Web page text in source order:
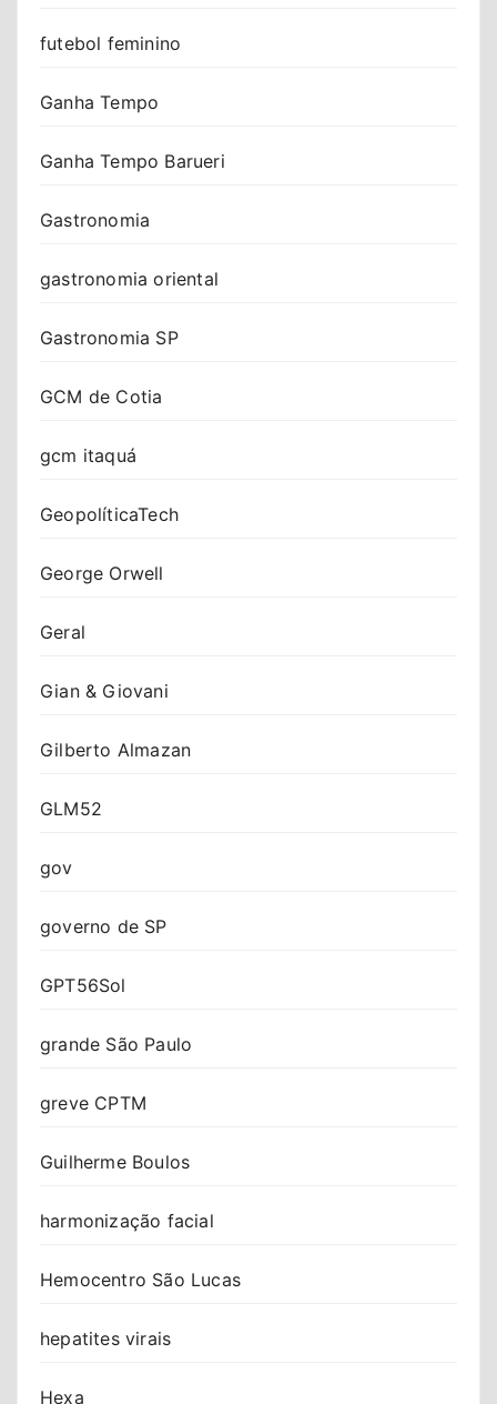
futebol feminino
Ganha Tempo
Ganha Tempo Barueri
Gastronomia
gastronomia oriental
Gastronomia SP
GCM de Cotia
gcm itaquá
GeopolíticaTech
George Orwell
Geral
Gian & Giovani
Gilberto Almazan
GLM52
gov
governo de SP
GPT56Sol
grande São Paulo
greve CPTM
Guilherme Boulos
harmonização facial
Hemocentro São Lucas
hepatites virais
Hexa